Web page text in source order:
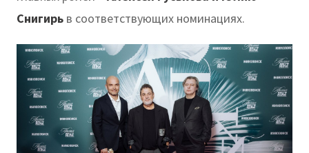
Снигирь в соответствующих номинациях.